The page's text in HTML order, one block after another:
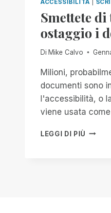
ACCESSIBILITÀ
Smettete
ostaggio i
Di Mike Calvo
Milioni,
documenti sono
l'accessibilità, o
viene usata
LEGGI DI PIÙ